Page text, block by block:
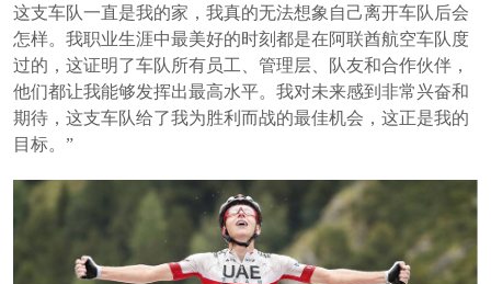
这支车队一直是我的家，我真的无法想象自己离开车队后会
怎样。我职业生涯中最美好的时刻都是在阿联酋航空车队度
过的，这证明了车队所有员工、管理层、队友和合作伙伴，
他们都让我能够发挥出最高水平。我对未来感到非常兴奋和
期待，这支车队给了我为胜利而战的最佳机会，这正是我的
目标。”